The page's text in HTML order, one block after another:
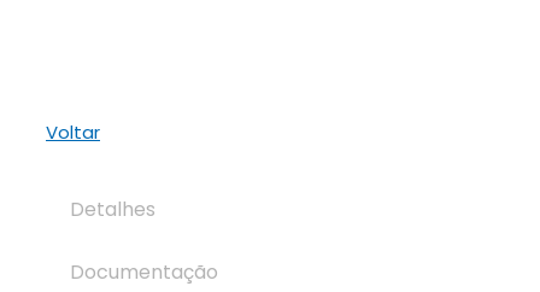
Voltar
Detalhes
Documentação